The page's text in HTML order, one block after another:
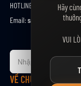
HOTLINE:
0912888367
Email:sale@maltco.vn
Đ
n
VỀ CHÚNG TÔI
Hãy
VUI